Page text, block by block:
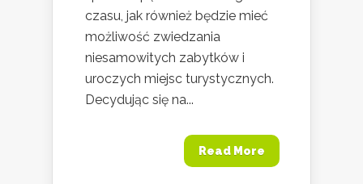
czasu, jak również będzie mieć
możliwość zwiedzania
niesamowitych zabytków i
uroczych miejsc turystycznych.
Decydując się na...
Read More